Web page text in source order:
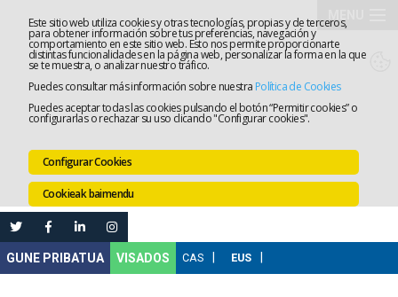
Este sitio web utiliza cookies y otras tecnologías, propias y de terceros,
para obtener información sobre tus preferencias, navegación y
comportamiento en este sitio web. Esto nos permite proporcionarte
distintas funcionalidades en la página web, personalizar la forma en la que
se te muestra, o analizar nuestro tráfico.
Puedes consultar más información sobre nuestra Política de Cookies
Puedes aceptar todas las cookies pulsando el botón “Permitir cookies” o
configurarlas o rechazar su uso clicando "Configurar cookies".
Configurar Cookies
Cookieak baimendu
VISADOS
Elkargoa
Lanaren